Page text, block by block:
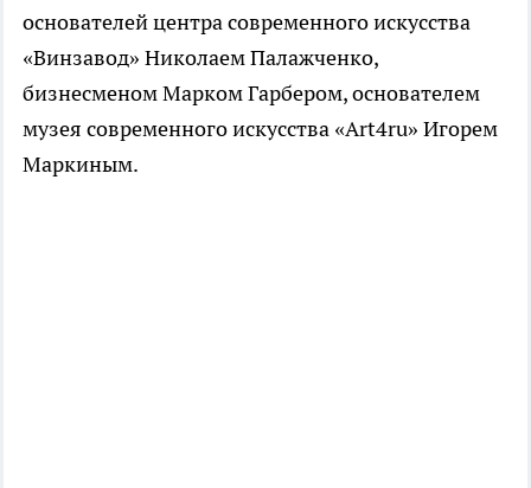
основателей центра современного искусства
«Винзавод» Николаем Палажченко,
бизнесменом Марком Гарбером, основателем
музея современного искусства «Art4ru» Игорем
Маркиным.